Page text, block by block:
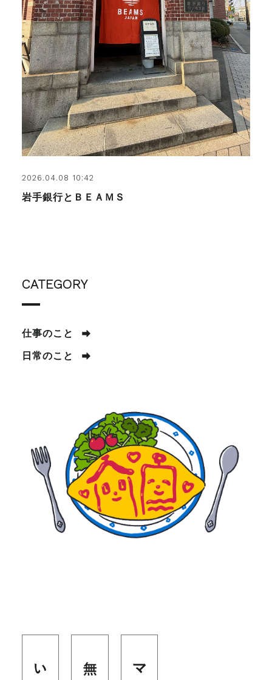
2026.04.08 10:42
岩手銀行とＢＥＡＭＳ
CATEGORY
仕事のこと
日常のこと